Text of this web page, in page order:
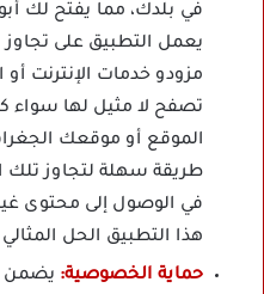
في بلدك، مما يفتح لك
يعمل التطبيق على تجاوز
مزودو خدمات الإنترنت
تصفح لا مثيل لها سواء
الموقع أو موقعك
طريقة سهلة لتجاوز تلك
في الوصول إلى محتوى
هذا التطبيق الحل
حماية الخصوصية: